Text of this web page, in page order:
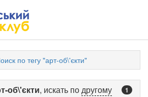
по тегу "арт-об\'єкти"
1
об\'єкти, искать подругому